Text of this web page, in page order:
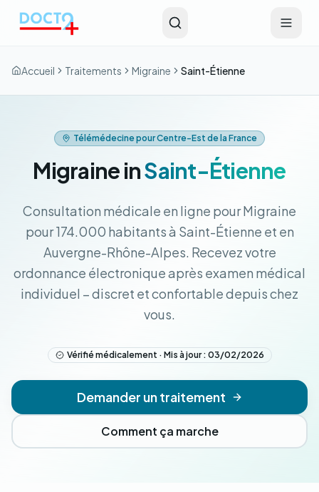
Accueil Traitements Migraine Saint-Étienne
Télémédecine pour Centre-Est de la France
Migraine inSaint-Étienne
Consultation médicale en ligne pour Migraine
pour 174.000 habitants à Saint-Étienne et en
Auvergne-Rhône-Alpes. Recevez votre
ordonnance électronique après examen médical
individuel – discret et confortable depuis chez
vous.
Vérifié médicalement · Mis à jour : 03/02/2026
Demander un traitement
Comment ça marche